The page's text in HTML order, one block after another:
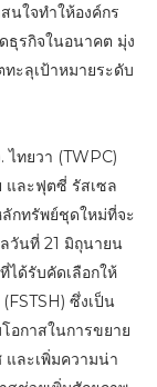
นใจทำให้องค์กร
ธุรกิจในอนาคต มุ่ง
ะลุเป้าหมายระดับ
ไทยวา (TWPC)
และฟุตซี่ รัสเซล
กทรัพย์ชุดใหม่ที่จะ
วันที่ 21 มิถุนายน
ได้รับคัดเลือกให้
ซึ่งเป็น
อกาสในการขยาย
และเพิ่มความน่า